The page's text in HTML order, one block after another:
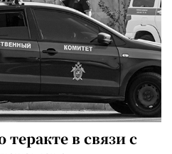
теракте в связи с